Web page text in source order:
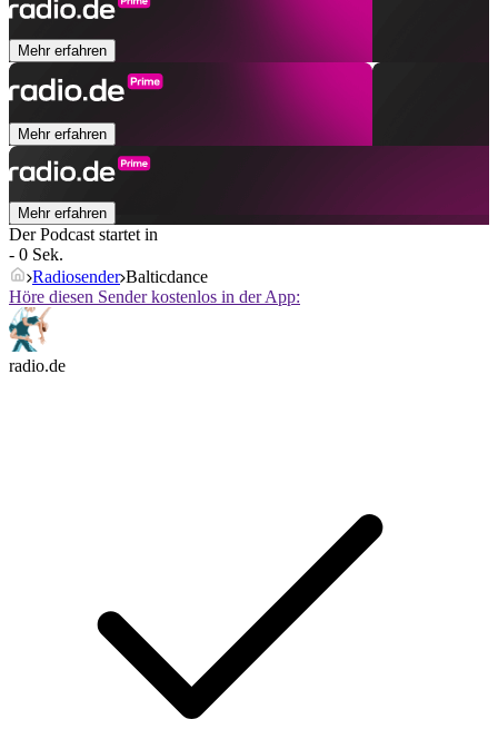
Mehr erfahren
Mehr erfahren
Mehr erfahren
Der Podcast startet in
- 0 Sek.
Radiosender Balticdance
Höre diesen Sender kostenlos in der App:
radio.de